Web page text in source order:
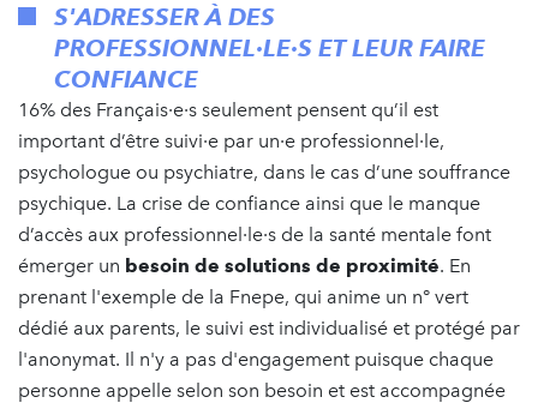
S'ADRESSER À DES
PROFESSIONNEL·LE·S ET LEUR FAIRE
CONFIANCE
16% des Français·e·s seulement pensent qu’il est
important d’être suivi·e par un·e professionnel·le,
psychologue ou psychiatre, dans le cas d’une souffrance
psychique. La crise de confiance ainsi que le manque
d’accès aux professionnel·le·s de la santé mentale font
émerger un besoin de solutions de proximité. En
prenant l'exemple de la Fnepe, qui anime un n° vert
dédié aux parents, le suivi est individualisé et protégé par
l'anonymat. Il n'y a pas d'engagement puisque chaque
personne appelle selon son besoin et est accompagnée